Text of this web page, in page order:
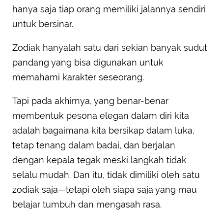
hanya saja tiap orang memiliki jalannya sendiri
untuk bersinar.
Zodiak hanyalah satu dari sekian banyak sudut
pandang yang bisa digunakan untuk
memahami karakter seseorang.
Tapi pada akhirnya, yang benar-benar
membentuk pesona elegan dalam diri kita
adalah bagaimana kita bersikap dalam luka,
tetap tenang dalam badai, dan berjalan
dengan kepala tegak meski langkah tidak
selalu mudah. Dan itu, tidak dimiliki oleh satu
zodiak saja—tetapi oleh siapa saja yang mau
belajar tumbuh dan mengasah rasa.